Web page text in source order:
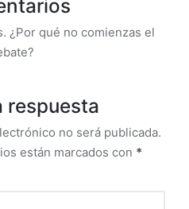
¿Por qué no comienzas el
respuesta
no será publicada.
están marcados con *